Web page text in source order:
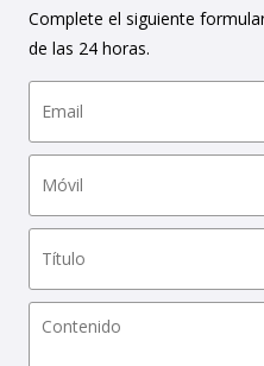
Complete el siguiente
de las 24 horas.